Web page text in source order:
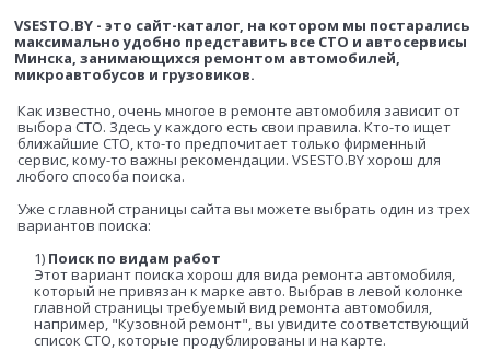
VSESTO.BY - это сайт-каталог, на котором мы постарались
максимально удобно представить все СТО и автосервисы
Минска, занимающихся ремонтом автомобилей,
микроавтобусов и грузовиков.
Как известно, очень многое в ремонте автомобиля зависит от
выбора СТО. Здесь у каждого есть свои правила. Кто-то ищет
ближайшие СТО, кто-то предпочитает только фирменный
сервис, кому-то важны рекомендации. VSESTO.BY хорош для
любого способа поиска.
Уже с главной страницы сайта вы можете выбрать один из трех
вариантов поиска:
1) Поиск по видам работ
Этот вариант поиска хорош для вида ремонта автомобиля,
который не привязан к марке авто. Выбрав в левой колонке
главной страницы требуемый вид ремонта автомобиля,
например, "Кузовной ремонт", вы увидите соответствующий
список СТО, которые продублированы и на карте.